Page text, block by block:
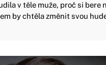
v těle muže, proč si bere
by chtěla změnit svou